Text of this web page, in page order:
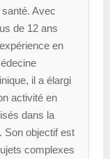
santé. Avec
de 12 ans
en
il a élargi
activité en
dans la
Son objectif est
complexes